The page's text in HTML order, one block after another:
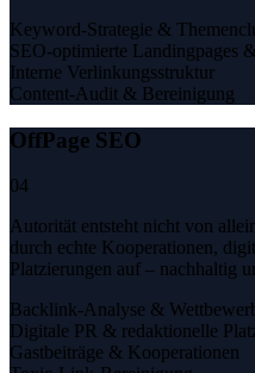
Keyword-Strategie &
SEO-optimierte Landingpages
Interne Verlinkungsstruktur
Content-Audit & Bereinigung
OffPage SEO
04
Autorität entsteht nicht von
durch echte Kooperationen,
Platzierungen auf – nachhaltig
Backlink-Analyse &
Digitale PR & redaktionelle
Gastbeiträge & Kooperationen